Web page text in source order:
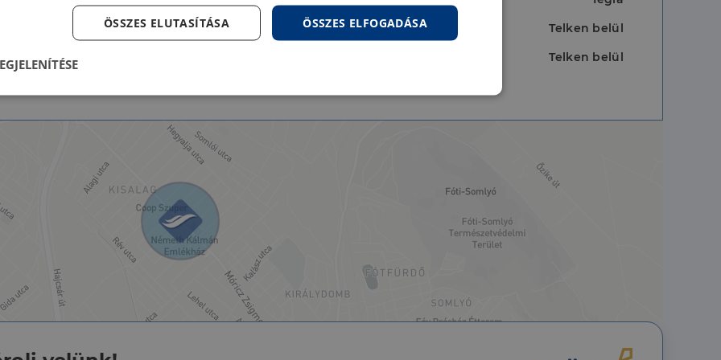
Nincs megadva Víz:
Telken belül
Telken belül
Telken belül
ÖSSZES ELFOGADÁSA
ÖSSZES ELUTASÍTÁSA
Teljesítmény Célzás Funkcionalitás
Teljesítmény
szükséges sütik lehetővé teszik a webhely alapvető funkcióit, például a felhasználói bejelentkezést és a
nem használható megfelelően az elengedhetetlenül szükséges sütik nélkül.
Szolgáltató
.linkedin.com
5
A cookie-k nem alapvető célokra történő felhasználásához való